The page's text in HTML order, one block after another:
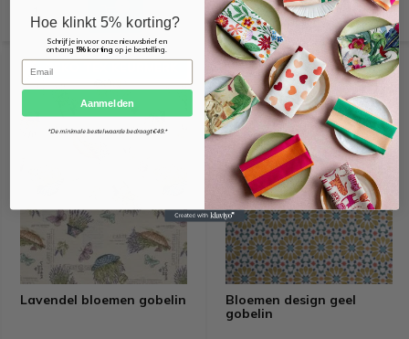
Lavendel bloemen gobelin
OEKO-TEX KEURMERK
Bloemen design geel
gobelin
OEKO-TEX KEURMERK
Hoe klinkt 5% korting?
Schrijf je in voor onze nieuwsbrief en
ontvang 5% kortingop je bestelling.
Email
Aanmelden
*De minimale bestelwaarde bedraagt €49.*